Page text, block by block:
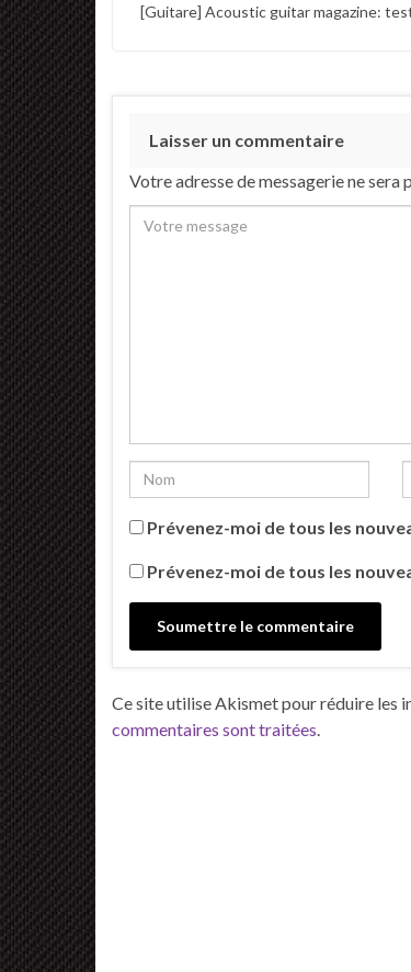
[Guitare] Acoustic guitar magazine:
Laisser un commentaire
Votre adresse de messagerie ne sera
Prévenez-moi de tous les
Prévenez-moi de tous les
Ce site utilise Akismet pour réduire les
commentaires sont traitées